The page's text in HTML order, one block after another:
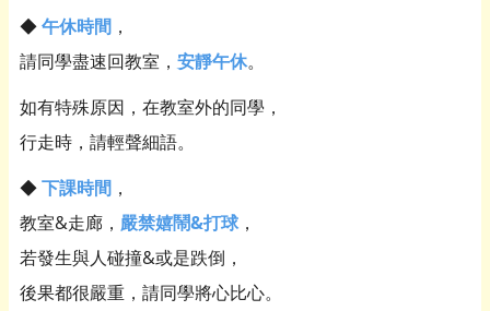
◆午休時間 ，
請同學盡速回教室， 安靜午休。
如有特殊原因，在教室外的同學，
行走時，請輕聲細語。
◆下課時間 ，
教室&走廊， 嚴禁嬉鬧&打球 ，
若發生與人碰撞&或是跌倒，
後果都很嚴重，請同學將心比心。